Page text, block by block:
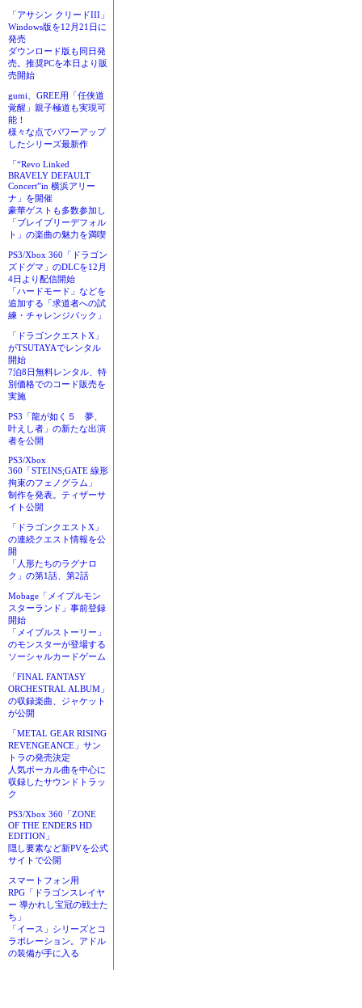
「アサシン クリードIII」
Windows版を12月21日に
発売
ダウンロード版も同日発
売。推奨PCを本日より販
売開始
gumi、GREE用「任侠道
覚醒」親子極道も実現可
能！
様々な点でパワーアップ
したシリーズ最新作
「“Revo Linked
BRAVELY DEFAULT
Concert”in 横浜アリー
ナ」を開催
豪華ゲストも多数参加し
「ブレイブリーデフォル
ト」の楽曲の魅力を満喫
PS3/Xbox 360「ドラゴン
ズドグマ」のDLCを12月
4日より配信開始
「ハードモード」などを
追加する「求道者への試
練・チャレンジパック」
「ドラゴンクエストX」
がTSUTAYAでレンタル
開始
7泊8日無料レンタル、特
別価格でのコード販売を
実施
PS3「龍が如く５ 夢、
叶えし者」の新たな出演
者を公開
PS3/Xbox
360「STEINS;GATE 線形
拘束のフェノグラム」
制作を発表。ティザーサ
イト公開
「ドラゴンクエストX」
の連続クエスト情報を公
開
「人形たちのラグナロ
ク」の第1話、第2話
Mobage「メイプルモン
スターランド」事前登録
開始
「メイプルストーリー」
のモンスターが登場する
ソーシャルカードゲーム
「FINAL FANTASY
ORCHESTRAL ALBUM」
の収録楽曲、ジャケット
が公開
「METAL GEAR RISING
REVENGEANCE」サン
トラの発売決定
人気ボーカル曲を中心に
収録したサウンドトラッ
ク
PS3/Xbox 360「ZONE
OF THE ENDERS HD
EDITION」
隠し要素など新PVを公式
サイトで公開
スマートフォン用
RPG「ドラゴンスレイヤ
ー 導かれし宝冠の戦士た
ち」
「イース」シリーズとコ
ラボレーション。アドル
の装備が手に入る